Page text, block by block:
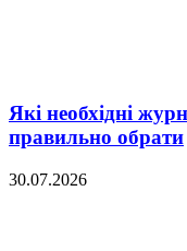
Які необхідні
правильно обрати
30.07.2026